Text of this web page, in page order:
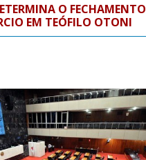
O FECHAMENTO
EM TEÓFILO OTONI